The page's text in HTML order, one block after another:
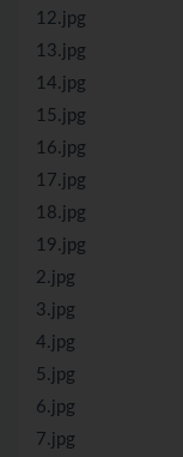
12.jpg
13.jpg
14.jpg
15.jpg
16.jpg
17.jpg
18.jpg
19.jpg
2.jpg
3.jpg
4.jpg
5.jpg
6.jpg
7.jpg